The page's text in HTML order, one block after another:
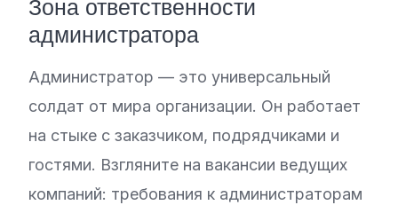
Зона ответственности
администратора
Администратор — это универсальный
солдат от мира организации. Он работает
на стыке с заказчиком, подрядчиками и
гостями. Взгляните на вакансии ведущих
компаний: требования к администраторам